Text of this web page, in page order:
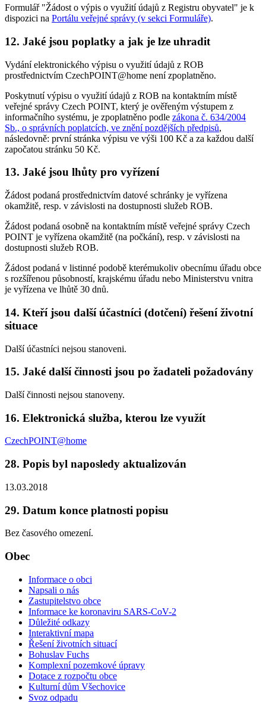
Formulář "Žádost o výpis o využití údajů z Registru obyvatel" je k
dispozici na Portálu veřejné správy (v sekci Formuláře).
12. Jaké jsou poplatky a jak je lze uhradit
Vydání elektronického výpisu o využití údajů z ROB
prostřednictvím CzechPOINT@home není zpoplatněno.
Poskytnutí výpisu o využití údajů z ROB na kontaktním místě
veřejné správy Czech POINT, který je ověřeným výstupem z
informačního systému, je zpoplatněno podle zákona č. 634/2004
Sb., o správních poplatcích, ve znění pozdějších předpisů,
následovně: první stránka výpisu ve výši 100 Kč a za každou další
započatou stránku 50 Kč.
13. Jaké jsou lhůty pro vyřízení
Žádost podaná prostřednictvím datové schránky je vyřízena
okamžitě, resp. v závislosti na dostupnosti služeb ROB.
Žádost podaná osobně na kontaktním místě veřejné správy Czech
POINT je vyřízena okamžitě (na počkání), resp. v závislosti na
dostupnosti služeb ROB.
Žádost podaná v listinné podobě kterémukoliv obecnímu úřadu obce
s rozšířenou působností, krajskému úřadu nebo Ministerstvu vnitra
je vyřízena ve lhůtě 30 dnů.
14. Kteří jsou další účastníci (dotčení) řešení životní
situace
Další účastníci nejsou stanoveni.
15. Jaké další činnosti jsou po žadateli požadovány
Další činnosti nejsou stanoveny.
16. Elektronická služba, kterou lze využít
CzechPOINT@home
28. Popis byl naposledy aktualizován
13.03.2018
29. Datum konce platnosti popisu
Bez časového omezení.
Obec
Informace o obci
Napsali o nás
Zastupitelstvo obce
Informace ke koronaviru SARS-CoV-2
Důležité odkazy
Interaktivní mapa
Řešení životních situací
Bohuslav Fuchs
Komplexní pozemkové úpravy
Dotace z rozpočtu obce
Kulturní dům Všechovice
Svoz odpadu